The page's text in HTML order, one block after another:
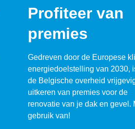
Profiteer van
premies
Gedreven door de Europese
energiedoelstelling van 2030,
de Belgische overheid
uitkeren van premies voor de
renovatie van je dak en gevel.
gebruik van!